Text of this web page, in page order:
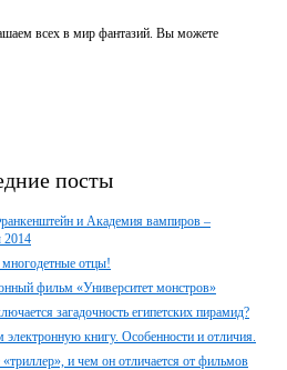
всех в мир фантазий. Вы можете
посты
и Академия вампиров –
2014
отцы!
фильм «Университет монстров»
загадочность египетских пирамид?
книгу. Особенности и отличия.
«триллер», и чем он отличается от фильмов